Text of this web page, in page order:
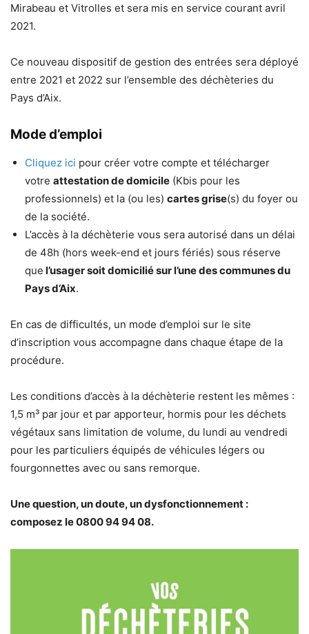
Mirabeau et Vitrolles et sera mis en service courant avril
2021.
Ce nouveau dispositif de gestion des entrées sera déployé
entre 2021 et 2022 sur l’ensemble des déchèteries du
Pays d’Aix.
Mode d’emploi
Cliquez ici pour créer votre compte et télécharger
votre attestation de domicile (Kbis pour les
professionnels) et la (ou les) cartes grise(s) du foyer ou
de la société.
L’accès à la déchèterie vous sera autorisé dans un délai
de 48h (hors week-end et jours fériés) sous réserve
que l’usager soit domicilié sur l’une des communes du
Pays d’Aix.
En cas de difficultés, un mode d’emploi sur le site
d’inscription vous accompagne dans chaque étape de la
procédure.
Les conditions d’accès à la déchèterie restent les mêmes :
1,5 m³ par jour et par apporteur, hormis pour les déchets
végétaux sans limitation de volume, du lundi au vendredi
pour les particuliers équipés de véhicules légers ou
fourgonnettes avec ou sans remorque.
Une question, un doute, un dysfonctionnement :
composez le 0800 94 94 08.